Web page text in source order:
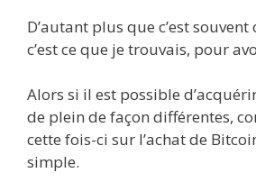
D’autant plus que c’est
c’est ce que je trouvais, pour
Alors si il est possible
de plein de façon différentes,
cette fois-ci sur l’achat de
simple.